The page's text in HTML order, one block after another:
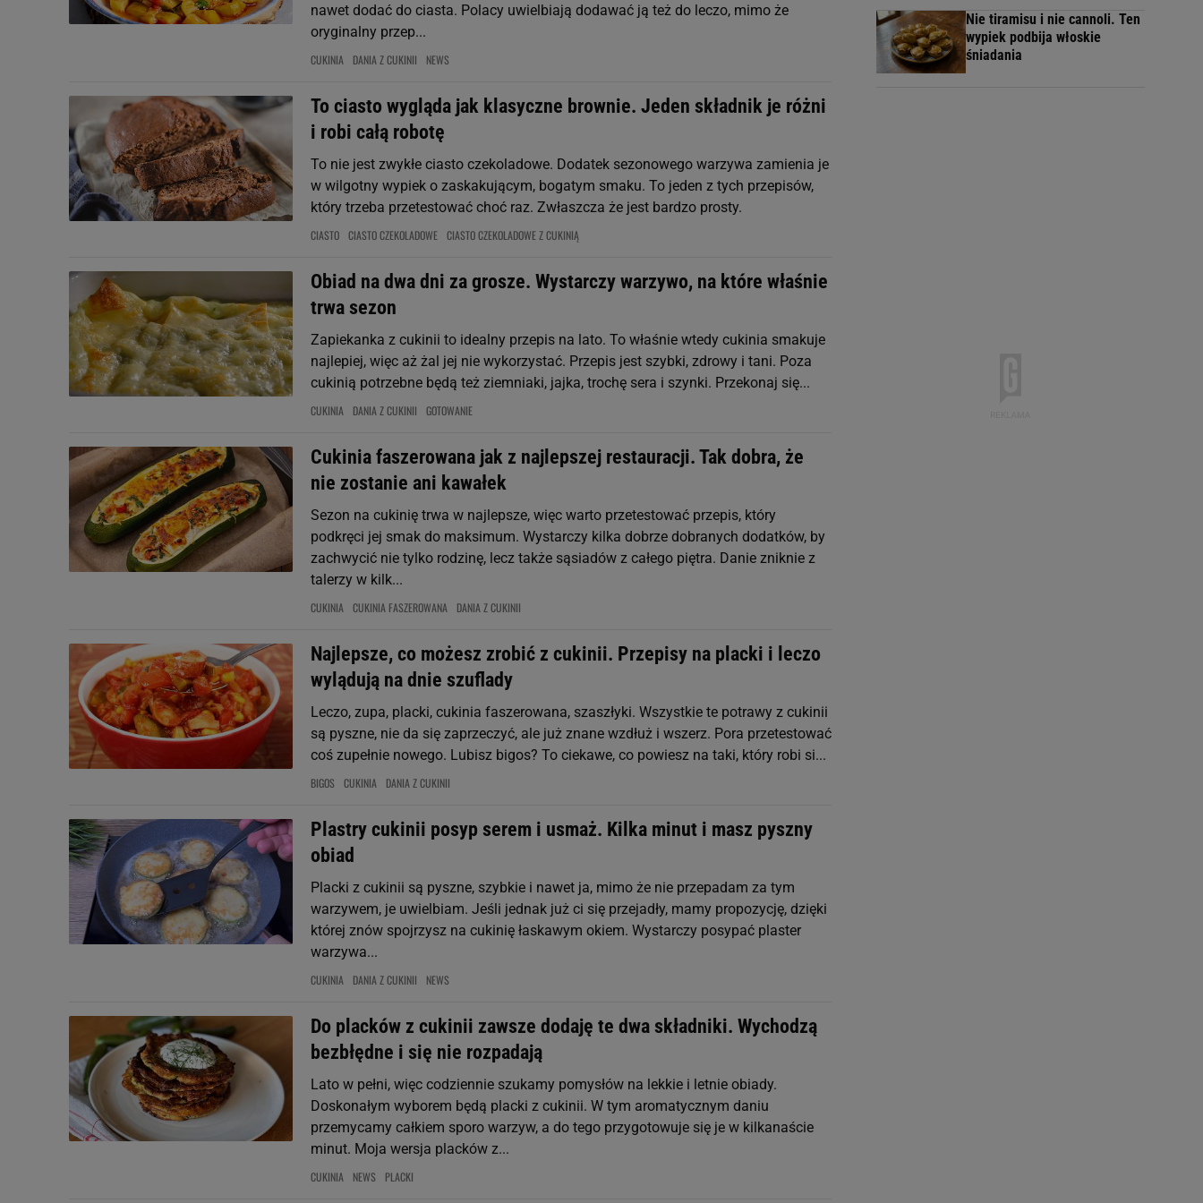
nawet dodać do ciasta. Polacy uwielbiają dodawać ją też do leczo, mimo że
oryginalny przep...
CUKINIA DANIA Z CUKINII NEWS
To ciasto wygląda jak klasyczne brownie. Jeden składnik je różni
i robi całą robotę
To nie jest zwykłe ciasto czekoladowe. Dodatek sezonowego warzywa zamienia je
w wilgotny wypiek o zaskakującym, bogatym smaku. To jeden z tych przepisów,
który trzeba przetestować choć raz. Zwłaszcza że jest bardzo prosty.
CIASTO CIASTO CZEKOLADOWE CIASTO CZEKOLADOWE Z CUKINIĄ
Obiad na dwa dni za grosze. Wystarczy warzywo, na które właśnie
trwa sezon
Zapiekanka z cukinii to idealny przepis na lato. To właśnie wtedy cukinia smakuje
najlepiej, więc aż żal jej nie wykorzystać. Przepis jest szybki, zdrowy i tani. Poza
cukinią potrzebne będą też ziemniaki, jajka, trochę sera i szynki. Przekonaj się...
CUKINIA DANIA Z CUKINII GOTOWANIE
Cukinia faszerowana jak z najlepszej restauracji. Tak dobra, że
nie zostanie ani kawałek
Sezon na cukinię trwa w najlepsze, więc warto przetestować przepis, który
podkręci jej smak do maksimum. Wystarczy kilka dobrze dobranych dodatków, by
zachwycić nie tylko rodzinę, lecz także sąsiadów z całego piętra. Danie zniknie z
talerzy w kilk...
CUKINIA CUKINIA FASZEROWANA DANIA Z CUKINII
Najlepsze, co możesz zrobić z cukinii. Przepisy na placki i leczo
wylądują na dnie szuflady
Leczo, zupa, placki, cukinia faszerowana, szaszłyki. Wszystkie te potrawy z cukinii
są pyszne, nie da się zaprzeczyć, ale już znane wzdłuż i wszerz. Pora przetestować
coś zupełnie nowego. Lubisz bigos? To ciekawe, co powiesz na taki, który robi si...
BIGOS CUKINIA DANIA Z CUKINII
Plastry cukinii posyp serem i usmaż. Kilka minut i masz pyszny
obiad
Placki z cukinii są pyszne, szybkie i nawet ja, mimo że nie przepadam za tym
warzywem, je uwielbiam. Jeśli jednak już ci się przejadły, mamy propozycję, dzięki
której znów spojrzysz na cukinię łaskawym okiem. Wystarczy posypać plaster
warzywa...
CUKINIA DANIA Z CUKINII NEWS
Do placków z cukinii zawsze dodaję te dwa składniki. Wychodzą
bezbłędne i się nie rozpadają
Lato w pełni, więc codziennie szukamy pomysłów na lekkie i letnie obiady.
Doskonałym wyborem będą placki z cukinii. W tym aromatycznym daniu
przemycamy całkiem sporo warzyw, a do tego przygotowuje się je w kilkanaście
minut. Moja wersja placków z...
CUKINIA NEWS PLACKI
Nie tiramisu i nie cannoli. Ten
wypiek podbija włoskie
śniadania